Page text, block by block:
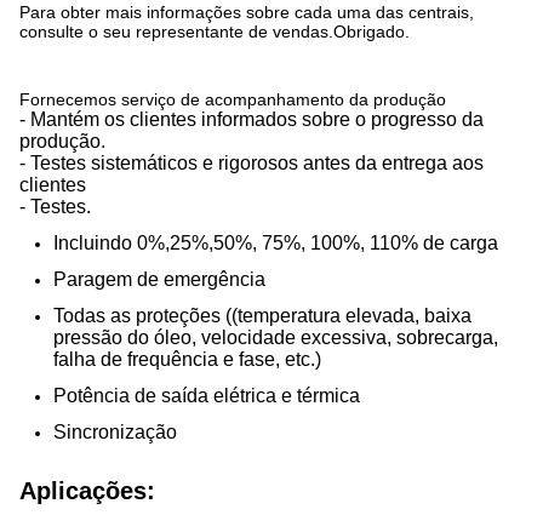
Para obter mais informações sobre cada uma das centrais,
consulte o seu representante de vendas.Obrigado.
Fornecemos serviço de acompanhamento da produção
- Mantém os clientes informados sobre o progresso da
produção.
- Testes sistemáticos e rigorosos antes da entrega aos
clientes
- Testes.
Incluindo 0%,25%,50%, 75%, 100%, 110% de carga
Paragem de emergência
Todas as proteções ((temperatura elevada, baixa
pressão do óleo, velocidade excessiva, sobrecarga,
falha de frequência e fase, etc.)
Potência de saída elétrica e térmica
Sincronização
Aplicações: